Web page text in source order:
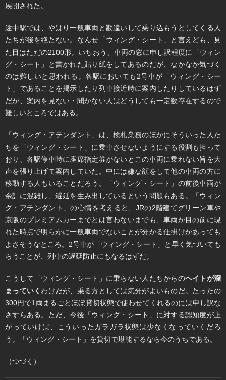
展開された。
途中駅では、やはり一般車両と勘違いして乗り込もうとしてくる人
たちが後を絶たない。なんせ「ウィング・シート」と言えども、見
た目はただの2100形。いちおう、車両の窓に申し訳程度に「ウィン
グ・シート」と書かれた貼り紙をしてあるのだが、なかなか気づく
のは難しいと思われる。各駅においても2号車が「ウィング・シー
ト」であることを掲示したり列車接近時に案内したりしているはず
だが、案内を見ない・聞かない人はどうしても一定数存在するので
難しいところではある。
「ウィング・アテンダント」は、検札業務のほかにそういった人た
ちを「ウィング・シート」に乗車させないようにする役割も担って
おり、各駅停車時に座席指定券がないとこの車両に乗れない旨を大
声を張り上げて案内していた。中には嫌な顔をして他の車両の方に
移動する人もいることだろう。「ウィング・シート」の前後車両が
余計に混雑し、遅延を生み出しているという問題もある。「ウィン
グ・アテンダント」の心情を考えると、JRの2階建てグリーン車や
京阪のプレミアムカーまでとは言わないまでも、車両が目の前に現
れた時点で明らかに一般車両でないことが分かる仕掛けがあっても
よさそうなところ。2号車が「ウィング・シート」と早く気づいても
らうことが、列車の遅延防止にもなるはずだ。
こうして「ウィング・シート」に乗らない人たちからのヘイトが溜
まっていく わけだが、乗る方としては気分がよいものだ。たったの
300円で1両まるごとほぼ貸切状態で使わせてくれるのには申し訳な
さすらある。ただ、今後「ウィング・シート」に対する認知度が上
がっていけば、こういったガラガラ状態は少なくなっていくだろ
う。「ウィング・シート」を貸切で堪能するなら今のうちである。
（つづく）